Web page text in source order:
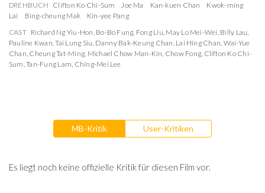
DREHBUCH Clifton Ko Chi-Sum Joe Ma Kan-kuen Chan
Kwok-ming
Lai
Bing-cheung Mak
Kin-yee Pang
CAST Richard Ng Yiu-Hon, Bo-Bo Fung, Fong Liu, May Lo Mei-Wei, Billy Lau,
Pauline Kwan,Tai Lung Siu, Danny Bak-Keung Chan, Lai Hing Chan, Wai-Yue
Chan, Cheung Tat-Ming, Michael Chow Man-Kin, Chow Fong, Clifton Ko Chi-
Sum,Tan-Fung Lam, Ching-Mei Lee
MB-Kritik User-Kritiken
Es liegt noch keine offizielle Kritik für diesen Film vor.